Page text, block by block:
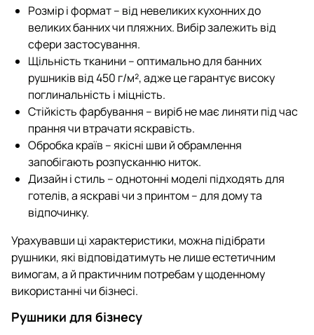
Розмір і формат – від невеликих кухонних до
великих банних чи пляжних. Вибір залежить від
сфери застосування.
Щільність тканини – оптимально для банних
рушників від 450 г/м², адже це гарантує високу
поглинальність і міцність.
Стійкість фарбування – виріб не має линяти під час
прання чи втрачати яскравість.
Обробка країв – якісні шви й обрамлення
запобігають розпусканню ниток.
Дизайн і стиль – однотонні моделі підходять для
готелів, а яскраві чи з принтом – для дому та
відпочинку.
Урахувавши ці характеристики, можна підібрати
рушники, які відповідатимуть не лише естетичним
вимогам, а й практичним потребам у щоденному
використанні чи бізнесі.
Рушники для бізнесу